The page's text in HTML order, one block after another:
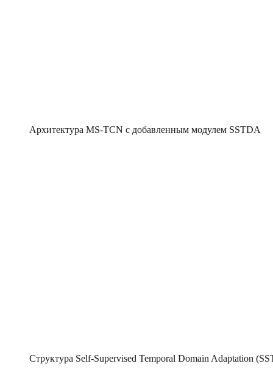
Архитектура MS-TCN с добавленным модулем SSTDA
Структура Self-Supervised Temporal Domain Adaptation